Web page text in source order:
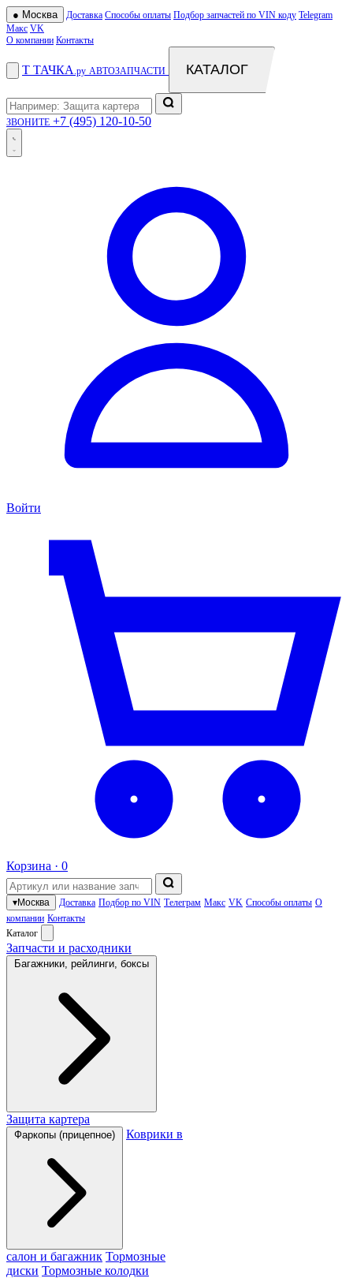
● Москва Доставка Способы оплаты Подбор запчастей по VIN коду Telegram
Макс VK
О компании Контакты
Т ТАЧКА .ру АВТОЗАПЧАСТИ КАТАЛОГ
ЗВОНИТЕ +7 (495) 120-10-50
Войти
Корзина · 0
▾Москва Доставка Подбор по VIN Телеграм Макс VK Способы оплаты О
компании Контакты
Каталог
Запчасти и расходники
Багажники, рейлинги, боксы
Защита картера
Фаркопы (прицепное) Коврики в
салон и багажник Тормозные
диски Тормозные колодки